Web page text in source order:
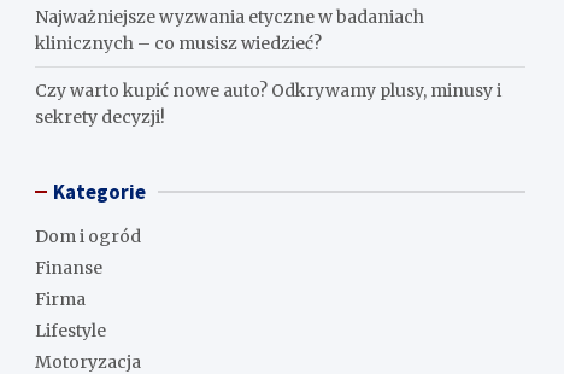
Najważniejsze wyzwania etyczne w badaniach
klinicznych – co musisz wiedzieć?
Czy warto kupić nowe auto? Odkrywamy plusy, minusy i
sekrety decyzji!
Kategorie
Dom i ogród
Finanse
Firma
Lifestyle
Motoryzacja